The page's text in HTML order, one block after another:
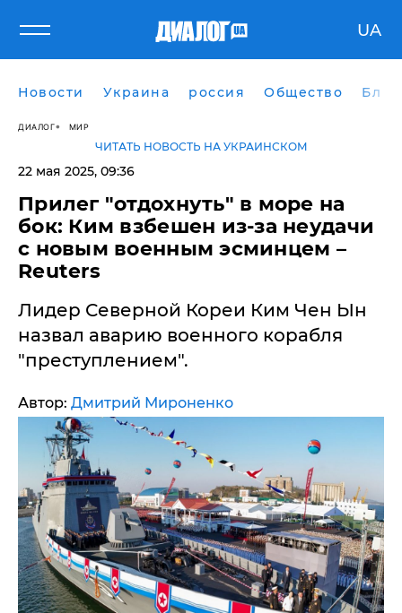
UA
Новости Украина россия Общество
ДИАЛОГ МИР
ЧИТАТЬ НОВОСТЬ НА УКРАИНСКОМ
22 мая 2025, 09:36
Прилег "отдохнуть" в море на
бок: Ким взбешен из-за неудачи
с новым военным эсминцем –
Reuters
Лидер Северной Кореи Ким Чен Ын
назвал аварию военного корабля
"преступлением".
Автор: Дмитрий Мироненко